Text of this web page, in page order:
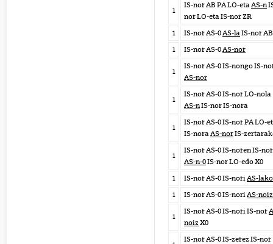
1
IS-nor AB PA LO-etaAS-n
nor LO-eta IS-nor ZR
1
IS-nor AS-0AS-laIS-nor AB
1
IS-nor AS-0AS-nor
1
IS-nor AS-0 IS-nongo IS-
AS-nor
1
IS-nor AS-0 IS-nor LO-nola
AS-nIS-nor IS-nora
1
IS-nor AS-0 IS-nor PA LO-
IS-noraAS-norIS-
1
IS-nor AS-0 IS-noren IS-nor
AS-n-0IS-nor LO-edo X0
1
IS-nor AS-0 IS-noriAS-lako
1
IS-nor AS-0 IS-noriAS-noiz
1
IS-nor AS-0 IS-nori IS-nor
noiz X0
IS-nor AS-0 IS-zerez IS-nor